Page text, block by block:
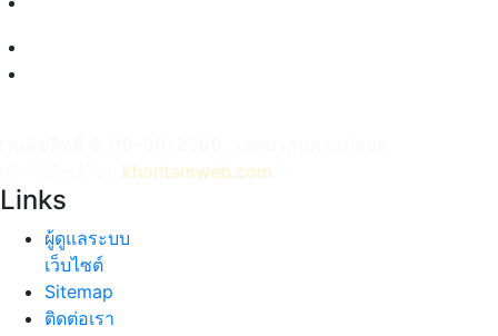
khontamweb.com
Links
ผู้ดูแลระบบ
เว็บไซต์
Sitemap
ติดต่อเรา